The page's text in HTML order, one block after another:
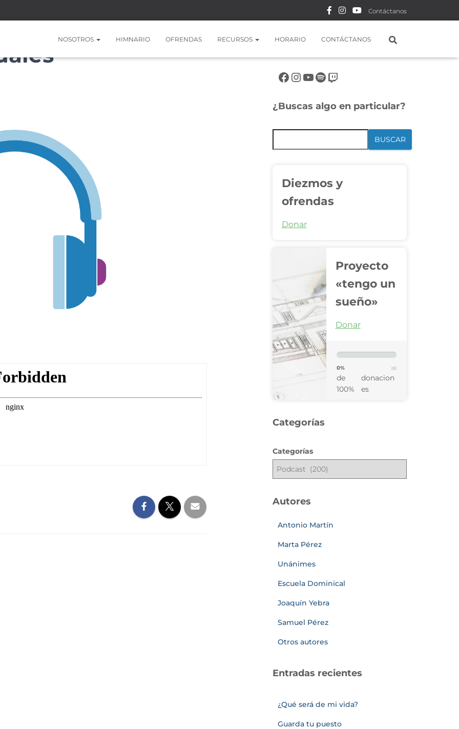
Contáctanos
NOSOTROS HIMNARIO OFRENDAS RECURSOS HORARIO CONTÁCTANOS
¿Buscas algo en particular?
BUSCAR
Diezmos y
ofrendas
Donar
Proyecto
«tengo un
sueño»
Donar
0%
de
100%
donacion
es
Categorías
Categorías
Autores
Antonio Martín
Marta Pérez
Unánimes
Escuela Dominical
Joaquín Yebra
Samuel Pérez
Otros autores
Entradas recientes
¿Qué será de mi vida?
Guarda tu puesto